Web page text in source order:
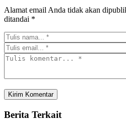
Alamat email Anda tidak akan
ditandai *
Berita Terkait